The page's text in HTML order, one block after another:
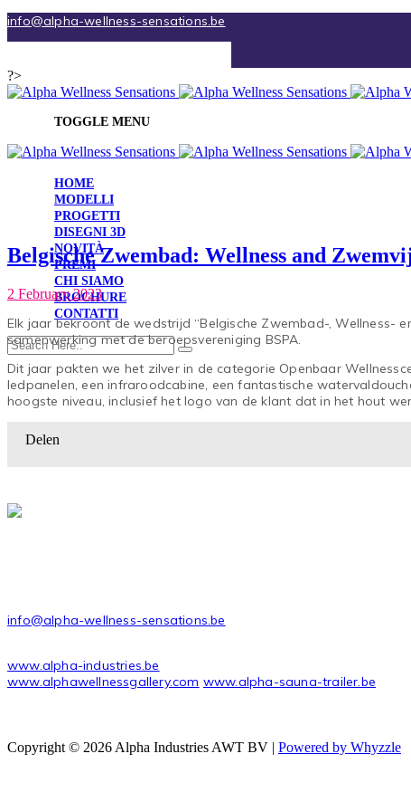
info@alpha-wellness-sensations.be
?>
TOGGLE MENU
HOME
MODELLI
PROGETTI
DISEGNI 3D
NOVITÀ
PREMI
CHI SIAMO
BROCHURE
CONTATTI
Belgische Zwembad: Wellness and
2 February 2023
Elk jaar bekroont de wedstrijd “Belgische Zwembad-, Wellness-
samenwerking met de beroepsvereniging BSPA.
Dit jaar pakten we het zilver in de categorie Openbaar
ledpanelen, een infraroodcabine, een fantastische
hoogste niveau, inclusief het logo van de klant dat in het hout
Delen
info@alpha-wellness-sensations.be
www.alpha-industries.be
www.alphawellnessgallery.com www.alpha-sauna-trailer.be
Copyright © 2026 Alpha Industries AWT BV | Powered by Whyzzle